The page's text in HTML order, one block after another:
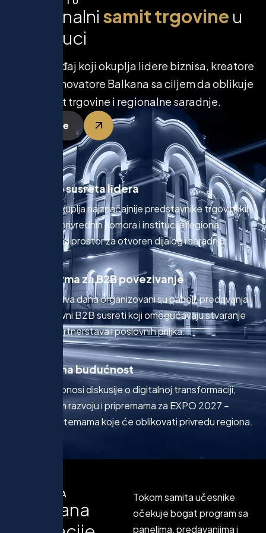
nalni samittrgovine u
uci
Prvi događaj koji okuplja lidere biznisa, kreatore
politika i inovatore Balkana sa ciljem da oblikuje
budućnost trgovine i regionalne saradnje.
Prijavi se
Mjesto susreta lidera
Samit okuplja najznačajnije predstavnike trgovinskih
lanaca, privrednih komora i institucija regiona,
stvarajući prostor za otvoren dijalog i saradnju.
Platforma za B2B povezivanje
Tokom dva dana organizovani su paneli, predavanja i
ekskluzivni B2B susreti koji omogućavaju stvaranje
novih partnerstava i poslovnih prilika.
Fokus na budućnost
Samit donosi diskusije o digitalnoj transformaciji,
održivom razvoju i pripremama za EXPO 2027 –
ključnim temama koje će oblikovati privredu regiona.
AGENDA
ana
Tokom samita učesnike
očekuje bogat program sa
panelima, predavanjima i